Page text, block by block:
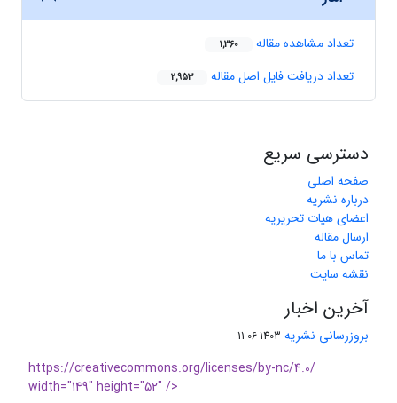
تعداد مشاهده مقاله 1,360
تعداد دریافت فایل اصل مقاله 2,953
دسترسی سریع
صفحه اصلی
درباره نشریه
اعضای هیات تحریریه
ارسال مقاله
تماس با ما
نقشه سایت
آخرین اخبار
بروزرسانی نشریه 1403-06-11
https://creativecommons.org/licenses/by-nc/4.0/
width="149" height="52" />